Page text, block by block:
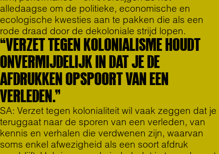
alledaagse om de politieke, economische en
ecologische kwesties aan te pakken die als een
rode draad door de dekoloniale strijd lopen.
“VERZET TEGEN KOLONIALISME HOUDT
ONVERMIJDELIJK IN DAT JE DE
AFDRUKKEN OPSPOORT VAN EEN
VERLEDEN.”
SA: Verzet tegen kolonialiteit wil vaak zeggen dat je
teruggaat naar de sporen van een verleden, van
kennis en verhalen die verdwenen zijn, waarvan
soms enkel afwezigheid als een soort afdruk